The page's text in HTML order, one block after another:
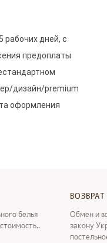
рабочих дней, с
предоплаты
дизайн/premium
оформления
белья
ВОЗВРАТ
Обмен и
закону